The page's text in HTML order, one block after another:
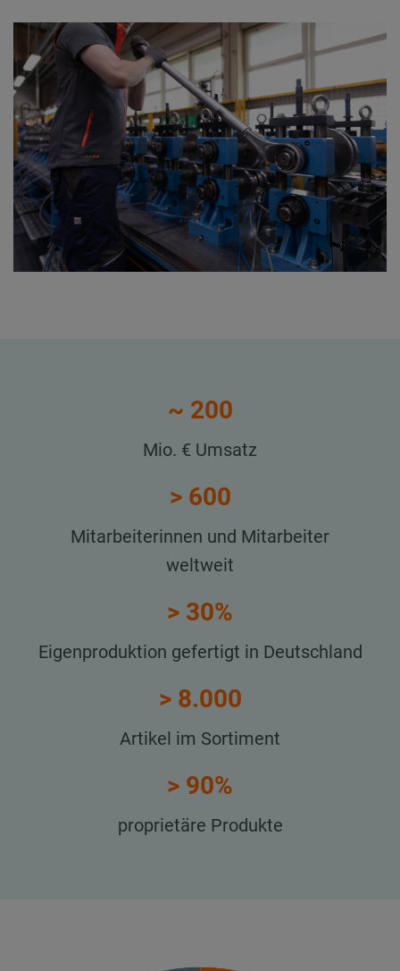
~ 200
Mio. € Umsatz
> 600
Mitarbeiterinnen und Mitarbeiter
weltweit
> 30%
Eigenproduktion gefertigt in Deutschland
> 8.000
Artikel im Sortiment
> 90%
proprietäre Produkte